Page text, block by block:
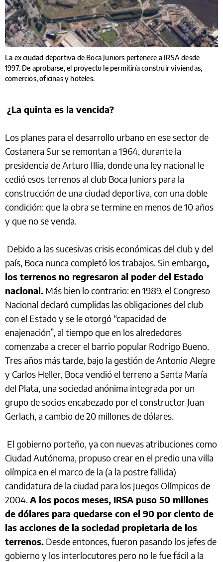
La ex ciudad deportiva de Boca Juniors pertenece a IRSA desde
1997. De aprobarse, el proyecto le permitiría construir viviendas,
comercios, oficinas y hoteles.
¿La quinta es la vencida?
Los planes para el desarrollo urbano en ese sector de
Costanera Sur se remontan a 1964, durante la
presidencia de Arturo Illia, donde una ley nacional le
cedió esos terrenos al club Boca Juniors para la
construcción de una ciudad deportiva, con una doble
condición: que la obra se termine en menos de 10 años
y que no se venda.
Debido a las sucesivas crisis económicas del club y del
país, Boca nunca completó los trabajos. Sin embargo,
los terrenos no regresaron al poder del Estado
nacional. Más bien lo contrario: en 1989, el Congreso
Nacional declaró cumplidas las obligaciones del club
con el Estado y se le otorgó “capacidad de
enajenación”, al tiempo que en los alrededores
comenzaba a crecer el barrio popular Rodrigo Bueno.
Tres años más tarde, bajo la gestión de Antonio Alegre
y Carlos Heller, Boca vendió el terreno a Santa María
del Plata, una sociedad anónima integrada por un
grupo de socios encabezado por el constructor Juan
Gerlach, a cambio de 20 millones de dólares.
El gobierno porteño, ya con nuevas atribuciones como
Ciudad Autónoma, propuso crear en el predio una villa
olímpica en el marco de la (a la postre fallida)
candidatura de la ciudad para los Juegos Olímpicos de
2004. A los pocos meses, IRSA puso 50 millones
de dólares para quedarse con el 90 por ciento de
las acciones de la sociedad propietaria de los
terrenos. Desde entonces, fueron pasando los jefes de
gobierno y los interlocutores pero no le fue fácil a la